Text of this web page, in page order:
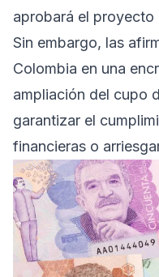
aprobará el proyecto
Sin embargo, las
Colombia en una
ampliación del cupo
garantizar el
financieras o